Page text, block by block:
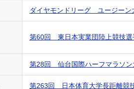
ダイヤモンドリーグ ユージーン
第60回 東日本実業団陸上競技選
第28回 仙台国際ハーフマラソン
第263回 日本体育大学長距離競